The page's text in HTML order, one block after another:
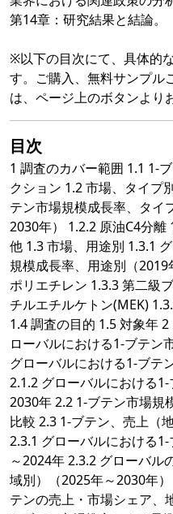
第14章：研究結果と結論。
※以下の目次にて、具体的
す。ご購入、無料サンプル
は、ページ上のボタンより
目次
1 調査のカバー範囲 1.1 1-
クション 1.2 市場、タイプ
テン市場規模成長率、タイ
2030年） 1.2.2 原油C4分
他 1.3 市場、用途別 1.3.1
規模成長率、用途別（
ポリエチレン 1.3.3 第二級
チルエチルケトン(MEK)
1.4 調査の目的 1.5 対象年
ローバルにおける1-ブテン
グローバルにおける1-ブテ
2.1.2 グローバルにおける
2030年 2.2 1-ブテン市場規
比較 2.3 1-ブテン、売上（
2.3.1 グローバルにおける
～2024年 2.3.2 グローバル
域別）（2025年～2030年
テンの売上・市場シェア、